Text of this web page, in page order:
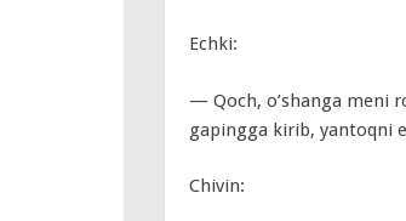
Echki:
— Qoch, o’shanga meni
gapingga kirib, yantoqni
Chivin: